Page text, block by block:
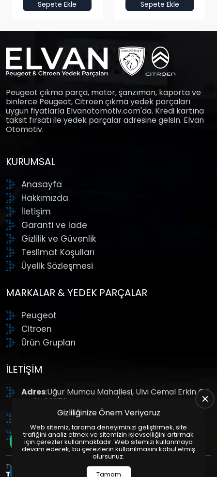
Sepete Ekle Sepete Ekle
Peugeot çıkma parça, motor, şanzıman, kaporta ve
binlerce Peugeot, Citroen çıkma yedek parçaları
uygun fiyatlarla Elvanotomotiv.com'da. Kredi kartına
taksit fırsatı ile yedek parçalar adresine gelsin. Elvan
Otomotiv.
KURUMSAL
Anasayfa
Hakkımızda
İletişim
Garanti ve İade
Gizlilik ve Güvenlik
Teslimat Koşulları
Üyelik Sözleşmesi
MARKALAR & YEDEK PARÇALAR
Peugeot
Citroen
Ürün Grupları
İLETIŞIM
Adres:Uğur Mumcu Mahallesi, Ulvi Cemal Erkin Cd.
No:61, 06370 Yenimahalle/Ankara
: +90 (312) 354 8888
GSM: +90 (532) 343 4085
Tüm Hakları Saklıdır. | Bu site Us Yazılım
Tasarım
Paketleri ile Hazırlanmıştır. © 2025
Gizliliğinize Önem Veriyoruz
Web sitemiz, tarama deneyiminizi geliştirmek, site
trafiğini analiz etmek ve sitemizin işlevselliğini artırmak
için çerezler kullanmaktadır. Web sitemizi kullanmaya
devam ederek, bu çerezlerin kullanılmasını kabul etmiş
olursunuz.
Tamam